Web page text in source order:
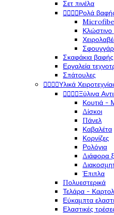
Σετ πινέλα
Ρολά
Κλώστινο
Σκαφάκια βαφής
Εργαλεία
Σπάτουλες
Υλικά
Ξύλινα
Κουτιά -
Δίσκοι
Πάνελ
Καβαλέτα
Κορνίζες
Ρολόγια
Διάφορα
Έπιπλα
Πολυεστερικά
Τελάρα -
Εύκαμπτα
Ελαστικές